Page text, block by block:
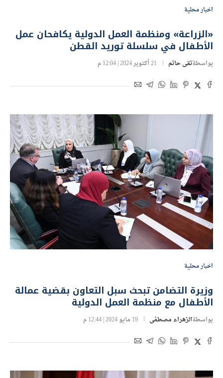
اخبار محلية
«الزراعة» ومنظمة العمل الدولية يكافحان عمل
الأطفال في سلسلة توريد القطن
بواسطةتقى حاتم 21 أكتوبر 2024 | 12:04 م
اخبار محلية
وزيرة التضامن تبحث سبل التعاون بقضية عمالة
الأطفال مع منظمة العمل الدولية
بواسطةالزهراء مصطفى 19 مايو 2024 | 12:44 م